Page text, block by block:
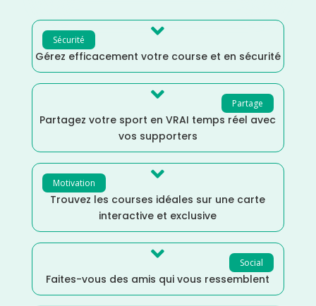
Sécurité 
Gérez efficacement votre course et en sécurité
Partage

Partagez votre sport en VRAI temps réel avec
vos supporters
Motivation 
Trouvez les courses idéales sur une carte
interactive et exclusive
Social

Faites-vous des amis qui vous ressemblent